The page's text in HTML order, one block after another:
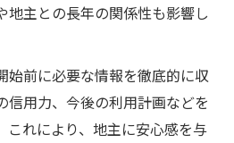
地主との長年の関係性も影響し
始前に必要な情報を徹底的に収
信用力、今後の利用計画などを
これにより、地主に安心感を与